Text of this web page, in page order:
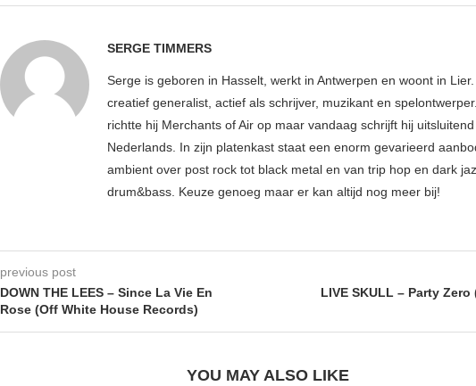
SERGE TIMMERS
Serge is geboren in Hasselt, werkt in Antwerpen en woont in
creatief generalist, actief als schrijver, muzikant en
richtte hij Merchants of Air op maar vandaag schrijft hij
Nederlands. In zijn platenkast staat een enorm gevarieerd
ambient over post rock tot black metal en van trip hop en dark
drum&bass. Keuze genoeg maar er kan altijd nog meer bij!
previous post
DOWN THE LEES – Since La Vie En
Rose (Off White House Records)
LIVE SKULL – Party
YOU MAY ALSO LIKE